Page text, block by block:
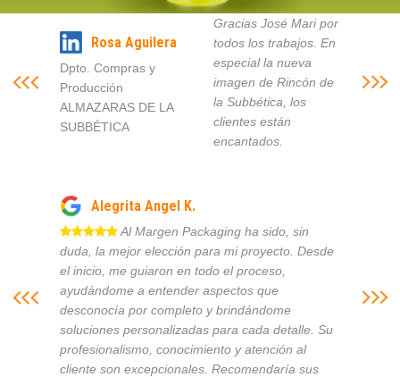
Rosa Aguilera
Dpto. Compras y
Producción
ALMAZARAS DE LA
SUBBÉTICA
Gracias José Mari por
todos los trabajos. En
especial la nueva
imagen de Rincón de
la Subbética, los
clientes están
encantados.
Alegrita Angel K.
Al Margen Packaging ha sido, sin
duda, la mejor elección para mi proyecto. Desde
el inicio, me guiaron en todo el proceso,
ayudándome a entender aspectos que
desconocía por completo y brindándome
soluciones personalizadas para cada detalle. Su
profesionalismo, conocimiento y atención al
cliente son excepcionales. Recomendaría sus